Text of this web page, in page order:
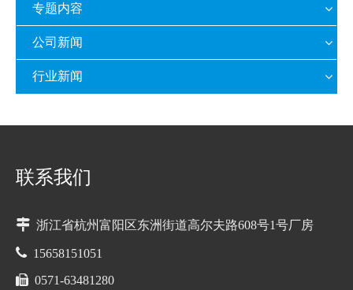
专题内容
公司新闻
行业新闻
联系我们
 浙江省杭州富阳区东洲街道高尔夫路608号1号厂房
 15658151051
 0571-63481280